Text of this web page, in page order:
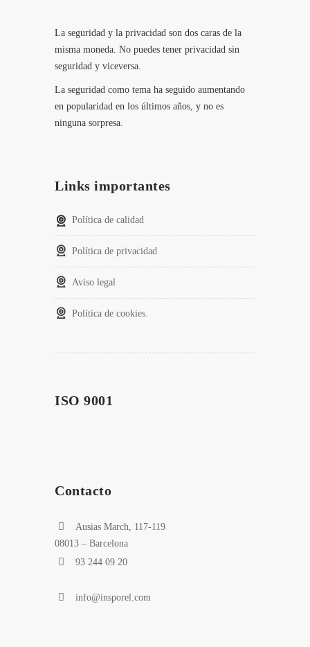
La seguridad y la privacidad son dos caras de la
misma moneda. No puedes tener privacidad sin
seguridad y viceversa.
La seguridad como tema ha seguido aumentando
en popularidad en los últimos años, y no es
ninguna sorpresa.
Links importantes
Política de calidad
Política de privacidad
Aviso legal
Política de cookies.
ISO 9001
Contacto
Ausias March, 117-119
08013 – Barcelona
93 244 09 20
info@insporel.com